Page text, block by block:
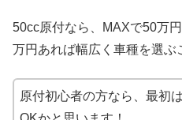
50cc原付なら、MAXで50万
万円あれば幅広く車種を選ぶ
原付初心者の方なら、最初